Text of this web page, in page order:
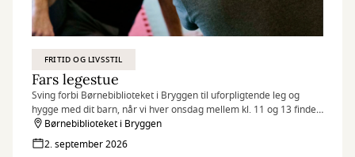
FRITID OG LIVSSTIL
Fars legestue
Sving forbi Børnebiblioteket i Bryggen til uforpligtende leg og
hygge med dit barn, når vi hver onsdag mellem kl. 11 og 13 finder
legetøjet frem og inviterer til Fars legestue.
Børnebiblioteket i Bryggen
2. september 2026